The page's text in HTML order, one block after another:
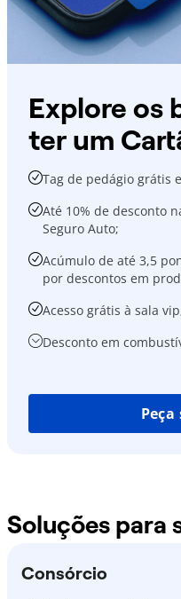
Explore os
ter um
Tag de pedágio grátis
Até 10% de desconto
Seguro Auto;
Acúmulo de até 3,5
por descontos em
Acesso grátis à sala
Desconto em
Soluções para
Consórcio